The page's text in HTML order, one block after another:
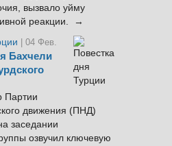
вызвало уйму
реакции. →
| 04 Фев.
Бахчели
Партии
движения (ПНД)
заседании
озвучил ключевую